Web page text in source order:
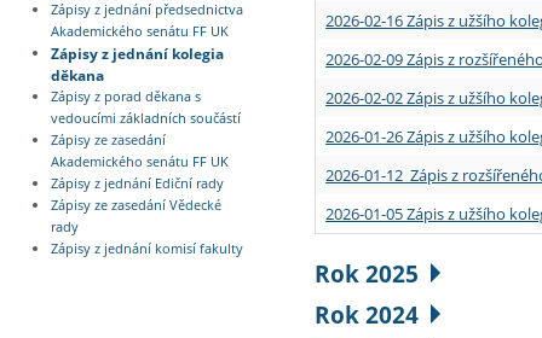
Zápisy z jednání předsednictva
Akademického senátu FF UK
Zápisy z jednání kolegia
děkana
Zápisy z porad děkana s
vedoucími základních součástí
Zápisy ze zasedání
Akademického senátu FF UK
Zápisy z jednání Ediční rady
Zápisy ze zasedání Vědecké
rady
Zápisy z jednání komisí fakulty
2026-02-16 Zápis z užšího
2026-02-09 Zápis z
2026-02-02 Zápis z užšího
2026-01-26 Zápis z užšího
2026-01-12 Zápis z
2026-01-05 Zápis z užšího
Rok 2025
Rok 2024